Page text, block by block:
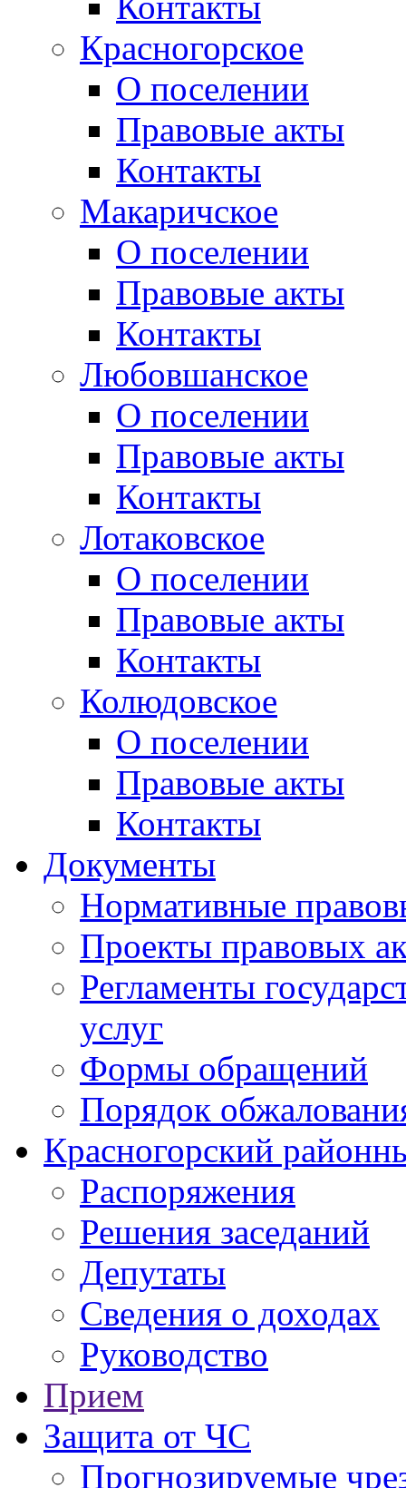
Красногорское
О поселении
Правовые акты
Контакты
Макаричское
О поселении
Правовые акты
Контакты
Любовшанское
О поселении
Правовые акты
Контакты
Лотаковское
О поселении
Правовые акты
Контакты
Колюдовское
О поселении
Правовые акты
Контакты
Документы
Нормативные
Проекты правовых
Регламенты
услуг
Формы обращений
Порядок
Красногорский
Распоряжения
Решения заседаний
Депутаты
Сведения о доходах
Руководство
Прием
Защита от ЧС
Прогнозируемые